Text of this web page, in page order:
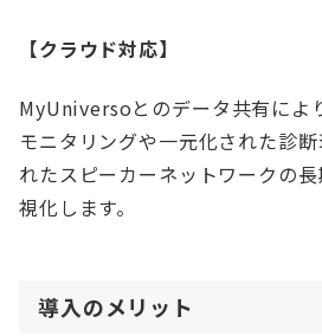
【クラウド対応】
MyUniversoとのデータ共有によ
モニタリングや一元化された診
れたスピーカーネットワークの
視化します。
導入のメリット